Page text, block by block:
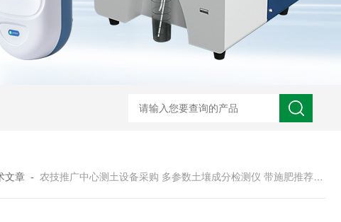
文章 - 农技推广中心测土设备采购 多参数土壤成分检测仪 带施肥推荐系统